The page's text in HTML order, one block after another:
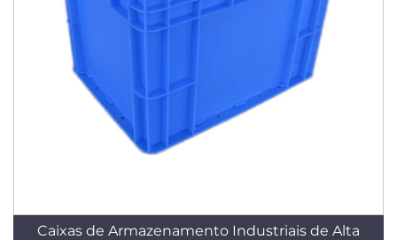
Caixas de Armazenamento Industriais de Alta